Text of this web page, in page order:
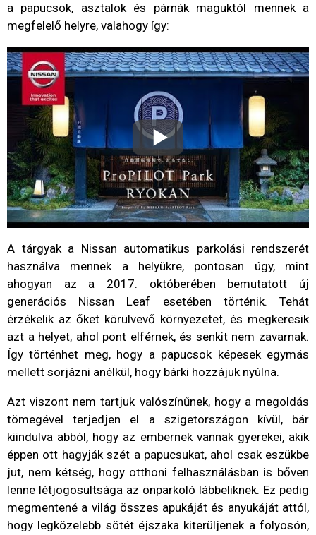
a papucsok, asztalok és párnák maguktól mennek a
megfelelő helyre, valahogy így:
A tárgyak a Nissan automatikus parkolási rendszerét
használva mennek a helyükre, pontosan úgy, mint
ahogyan az a 2017. októberében bemutatott új
generációs Nissan Leaf esetében történik. Tehát
érzékelik az őket körülvevő környezetet, és megkeresik
azt a helyet, ahol pont elférnek, és senkit nem zavarnak.
Így történhet meg, hogy a papucsok képesek egymás
mellett sorjázni anélkül, hogy bárki hozzájuk nyúlna.
Azt viszont nem tartjuk valószínűnek, hogy a megoldás
tömegével terjedjen el a szigetországon kívül, bár
kiindulva abból, hogy az embernek vannak gyerekei, akik
éppen ott hagyják szét a papucsukat, ahol csak eszükbe
jut, nem kétség, hogy otthoni felhasználásban is bőven
lenne létjogosultsága az önparkoló lábbeliknek. Ez pedig
megmentené a világ összes apukáját és anyukáját attól,
hogy legközelebb sötét éjszaka kiterüljenek a folyosón,